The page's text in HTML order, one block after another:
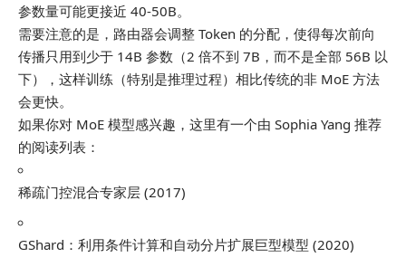
参数量可能更接近 40-50B。
需要注意的是，路由器会调整 Token 的分配，使得每次前向
传播只用到少于 14B 参数（2 倍不到 7B，而不是全部 56B 以
下），这样训练（特别是推理过程）相比传统的非 MoE 方法
会更快。
如果你对 MoE 模型感兴趣，这里有一个由 Sophia Yang 推荐
的阅读列表：
稀疏门控混合专家层 (2017)
GShard：利用条件计算和自动分片扩展巨型模型 (2020)